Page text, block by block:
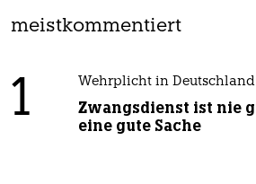
meistkommentiert
1 Wehrplicht in Deutschland
Zwangsdienst ist nie
eine gute Sache